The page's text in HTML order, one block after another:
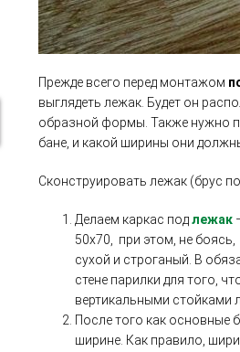
Прежде всего перед монтажом
выглядеть лежак. Будет он
образной формы. Также нужно
бане, и какой ширины они
Сконструировать лежак (брус
Делаем каркас подлежак
50х70, при этом, не
сухой и строганый. В
стене парилки для того,
вертикальными стойками
После того как основные
ширине. Как правило,